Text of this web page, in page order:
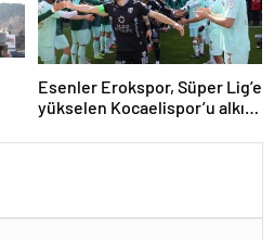
Esenler Erokspor, Süper Lig’e
yükselen Kocaelispor’u alkış